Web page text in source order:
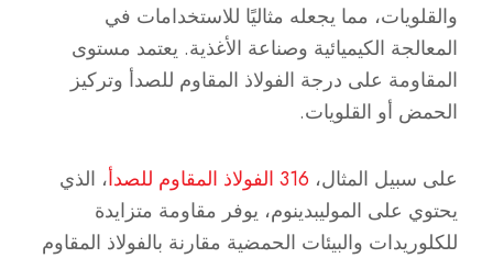
والقلويات، مما يجعله مثاليًا للاستخدامات في
المعالجة الكيميائية وصناعة الأغذية. يعتمد مستوى
المقاومة على درجة الفولاذ المقاوم للصدأ وتركيز
الحمض أو القلويات.
على سبيل المثال، 316 الفولاذ المقاوم للصدأ
، الذي
يحتوي على الموليبدينوم، يوفر مقاومة متزايدة
للكلوريدات والبيئات الحمضية مقارنة بالفولاذ المقاوم